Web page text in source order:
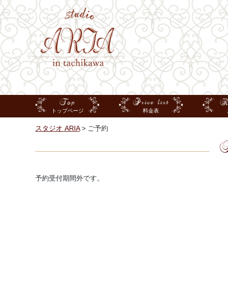
Top
トップページ
Price list
料金表
スタジオ ARIA> ご予約
予約受付期間外です。